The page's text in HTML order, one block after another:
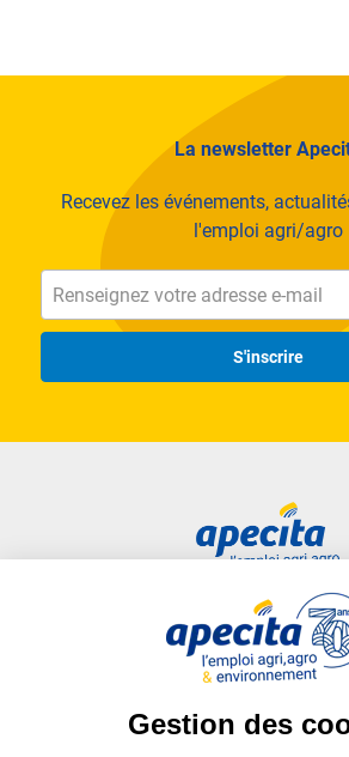
La newsletter
Recevez les événements,
l'emploi agri/agro
S'inscrire
Liens
Plan du